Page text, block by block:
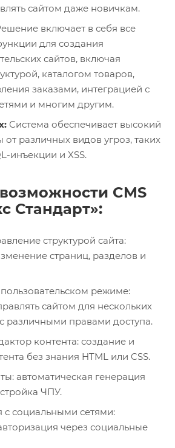
сайтом даже новичкам.
включает в себя все
для создания
сайтов, включая
каталогом товаров,
заказами, интеграцией с
и многим другим.
Система обеспечивает высокий
различных видов угроз, таких
инъекции и XSS.
CMS
Стандарт»:
структурой сайта:
страниц, разделов и
режиме:
сайтом для нескольких
различными правами доступа.
контента: создание и
без знания HTML или CSS.
автоматическая генерация
ЧПУ.
с социальными сетями:
через социальные